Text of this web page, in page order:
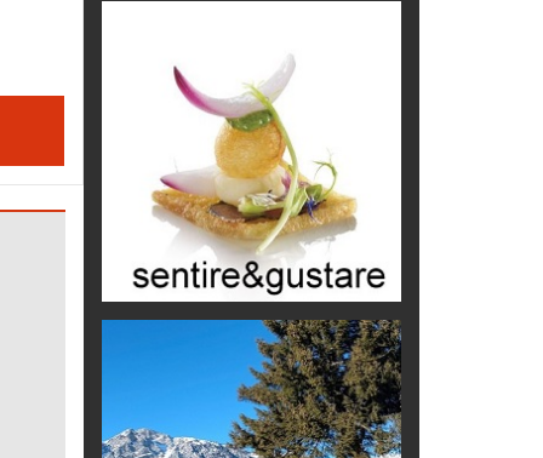
Boboli, il giardino della botanica
Gioielli italiani
Menzogne di stato
Le dichiarazioni di Maurizio Federico
Chi è, e come difendersi dallo
scammer
di Mirta B. Bono
Storie...di storia
Macchine di guerra
Editoriale